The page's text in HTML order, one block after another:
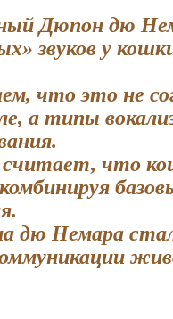
Дюпон дю
звуков у
что это не
а типы
считает, что
дю Немара